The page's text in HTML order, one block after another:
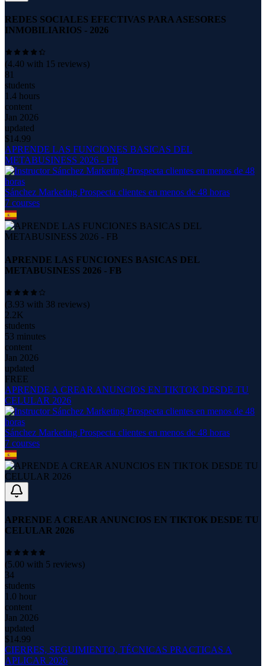
REDES SOCIALES EFECTIVAS PARA ASESORES
INMOBILIARIOS - 2026
(4.40 with 15 reviews)
81
students
1.4 hours
content
Jan 2026
updated
$14.99
APRENDE LAS FUNCIONES BASICAS DEL
METABUSINESS 2026 - FB
Sánchez Marketing Prospecta clientes en menos de 48 horas
7 courses
APRENDE LAS FUNCIONES BASICAS DEL
METABUSINESS 2026 - FB
(3.93 with 38 reviews)
2.2K
students
53 minutes
content
Jan 2026
updated
FREE
APRENDE A CREAR ANUNCIOS EN TIKTOK DESDE TU
CELULAR 2026
Sánchez Marketing Prospecta clientes en menos de 48 horas
7 courses
APRENDE A CREAR ANUNCIOS EN TIKTOK DESDE TU
CELULAR 2026
(5.00 with 5 reviews)
34
students
1.0 hour
content
Jan 2026
updated
$14.99
CIERRES, SEGUIMIENTO, TÉCNICAS PRACTICAS A
APLICAR 2026